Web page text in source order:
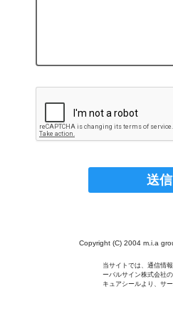
Copyright (C) 2004 m.i.a
当サイトでは、通信情
ーバルサイン株式会社
キュアシールより、サ